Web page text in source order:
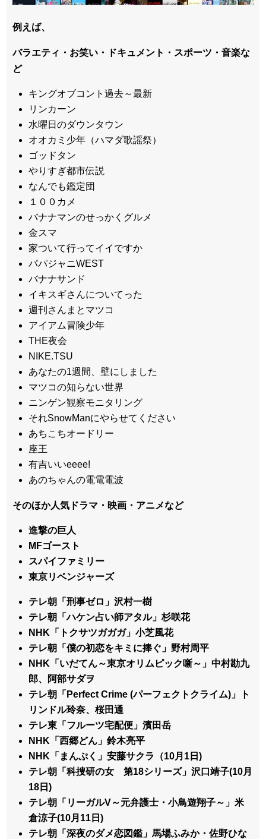
例えば、
バラエティ・お笑い・ドキュメント・スポーツ・音楽な
ど
キングオブコント過去～最新
リンカーン
水曜日のダウンタウン
オオカミ少年（ハマダ歌謡祭）
ゴッドタン
やりすぎ都市伝説
なんでも鑑定団
１００カメ
バナナマンのせっかくグルメ
金スマ
家ついて行ってイイですか
パパジャニWEST
バナナサンド
イキスギさんについてった
週刊さんまとマツコ
アイアム冒険少年
THE夜会
NIKE.TSU
あなたの1週間、壁にしました
マツコの知らない世界
ニンゲン観察モニタリング
それSnowManにやらせてください
あちこちオードリー
座王
有吉いいeeee!
あのちゃんの電電電波
そのほか人気ドラマ・映画・アニメなど
進撃の巨人
MFゴースト
スパイファミリー
東京リベンジャーズ
テレ朝「刑事ゼロ」沢村一樹
テレ朝「ハケン占い師アタル」杉咲花
NHK「トクサツガガガ」小芝風花
テレ朝「僕の初恋をキミに捧ぐ」野村周平
NHK「いだてん～東京オリムピック噺～」中村勘九
郎、阿部サダヲ
テレ朝「Perfect Crime (パーフェクトクライム)」ト
リンドル玲奈、桜田通
テレ東「フルーツ宅配便」濱田岳
NHK「西郷どん」鈴木亮平
NHK「まんぷく」安藤サクラ（10月1日)
テレ朝「科捜研の女 第18シリーズ」沢口靖子(10月
18日)
テレ朝「リーガルV～元弁護士・小鳥遊翔子～」米
倉涼子(10月11日)
テレ朝「深夜のダメ恋図鑑」馬場ふみか・佐野ひな